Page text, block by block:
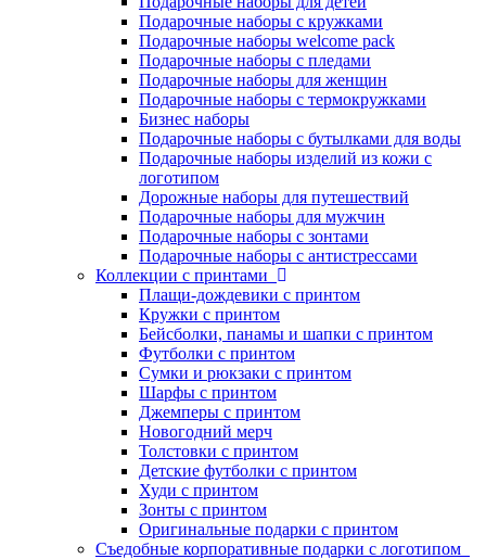
Подарочные наборы с кружками
Подарочные наборы welcome pack
Подарочные наборы с пледами
Подарочные наборы для женщин
Подарочные наборы с термокружками
Бизнес наборы
Подарочные наборы с бутылками для воды
Подарочные наборы изделий из кожи с
логотипом
Дорожные наборы для путешествий
Подарочные наборы для мужчин
Подарочные наборы с зонтами
Подарочные наборы с антистрессами
Коллекции с принтами
Плащи-дождевики с принтом
Кружки с принтом
Бейсболки, панамы и шапки с принтом
Футболки с принтом
Сумки и рюкзаки с принтом
Шарфы с принтом
Джемперы с принтом
Новогодний мерч
Толстовки с принтом
Детские футболки с принтом
Худи с принтом
Зонты с принтом
Оригинальные подарки с принтом
Съедобные корпоративные подарки с логотипом